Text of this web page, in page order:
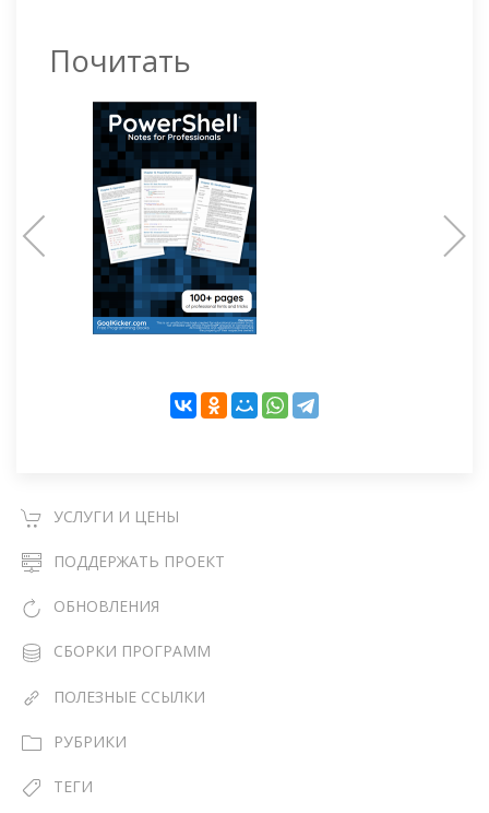
Почитать
УСЛУГИ И ЦЕНЫ
ПОДДЕРЖАТЬ ПРОЕКТ
ОБНОВЛЕНИЯ
СБОРКИ ПРОГРАММ
ПОЛЕЗНЫЕ ССЫЛКИ
РУБРИКИ
ТЕГИ